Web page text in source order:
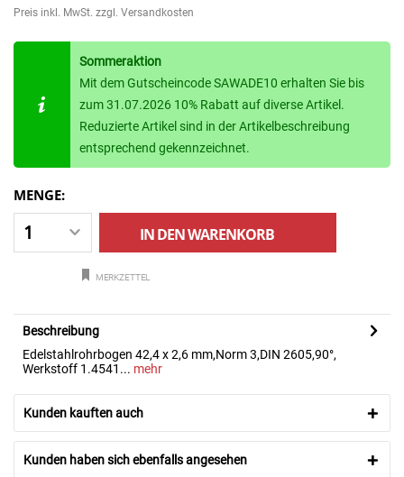
Preis inkl. MwSt. zzgl. Versandkosten
Sommeraktion
Mit dem Gutscheincode SAWADE10 erhalten Sie bis
zum 31.07.2026 10% Rabatt auf diverse Artikel.
Reduzierte Artikel sind in der Artikelbeschreibung
entsprechend gekennzeichnet.
MENGE:
IN DENWARENKORB
MERKZETTEL
Beschreibung
Edelstahlrohrbogen 42,4 x 2,6 mm,Norm 3,DIN 2605,90°,
Werkstoff 1.4541... mehr
Kunden kauften auch
Kunden haben sich ebenfalls angesehen